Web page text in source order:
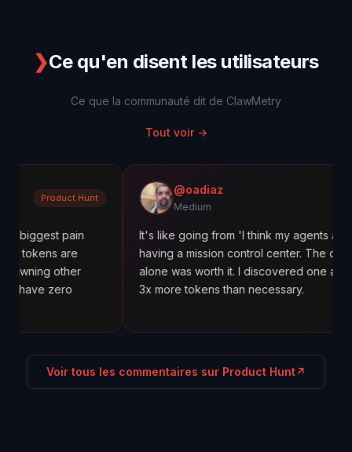
❯Ce qu'en disent les utilisateurs
Ce que la communauté dit de ClawMetry
Tout voir→
@oadiaz
Medium
It's like going from 'I think my agents are working' to
having a mission control center. The cost tracking
alone was worth it. I discovered one agent was
3x more tokens than necessary.
Voir tous les commentaires sur Product Hunt↗